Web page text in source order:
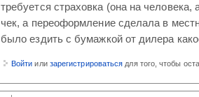
требуется страховка (она на
чек, а переоформление сделала в
было ездить с бумажкой от дилера
Войти или зарегистрироваться для того, чтобы